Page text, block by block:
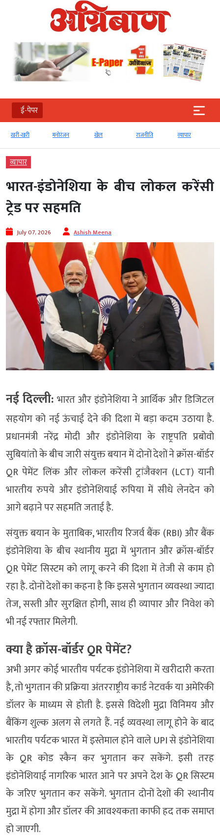
ई-पेपर
खरी-खरी मनोरंजन खेल राजनीति व्‍यापार
व्‍यापार
भारत-इंडोनेशिया के बीच लोकल करेंसी
ट्रेड पर सहमति
July 07, 2026 Ashish Meena
नई दिल्ली: भारत और इंडोनेशिया ने आर्थिक और डिजिटल
सहयोग को नई ऊंचाई देने की दिशा में बड़ा कदम उठाया है.
प्रधानमंत्री नरेंद्र मोदी और इंडोनेशिया के राष्ट्रपति प्रबोवो
सुबियांतो के बीच जारी संयुक्त बयान में दोनों देशों ने क्रॉस-बॉर्डर
QR पेमेंट लिंक और लोकल करेंसी ट्रांजैक्शन (LCT) यानी
भारतीय रुपये और इंडोनेशियाई रुपिया में सीधे लेनदेन को
आगे बढ़ाने पर सहमति जताई है.
संयुक्त बयान के मुताबिक, भारतीय रिजर्व बैंक (RBI) और बैंक
इंडोनेशिया के बीच स्थानीय मुद्रा में भुगतान और क्रॉस-बॉर्डर
QR पेमेंट सिस्टम को लागू करने की दिशा में तेजी से काम हो
रहा है. दोनों देशों का कहना है कि इससे भुगतान व्यवस्था ज्यादा
तेज, सस्ती और सुरक्षित होगी, साथ ही व्यापार और निवेश को
भी नई रफ्तार मिलेगी.
क्या है क्रॉस-बॉर्डर QR पेमेंट?
अभी अगर कोई भारतीय पर्यटक इंडोनेशिया में खरीदारी करता
है, तो भुगतान की प्रक्रिया अंतरराष्ट्रीय कार्ड नेटवर्क या अमेरिकी
डॉलर के माध्यम से होती है. इससे विदेशी मुद्रा विनिमय और
बैंकिंग शुल्क अलग से लगते हैं. नई व्यवस्था लागू होने के बाद
भारतीय पर्यटक भारत में इस्तेमाल होने वाले UPI से इंडोनेशिया
के QR कोड स्कैन कर भुगतान कर सकेंगे. इसी तरह
इंडोनेशियाई नागरिक भारत आने पर अपने देश के QR सिस्टम
के जरिए भुगतान कर सकेंगे. भुगतान दोनों देशों की स्थानीय
मुद्रा में होगा और डॉलर की आवश्यकता काफी हद तक समाप्त
हो जाएगी.